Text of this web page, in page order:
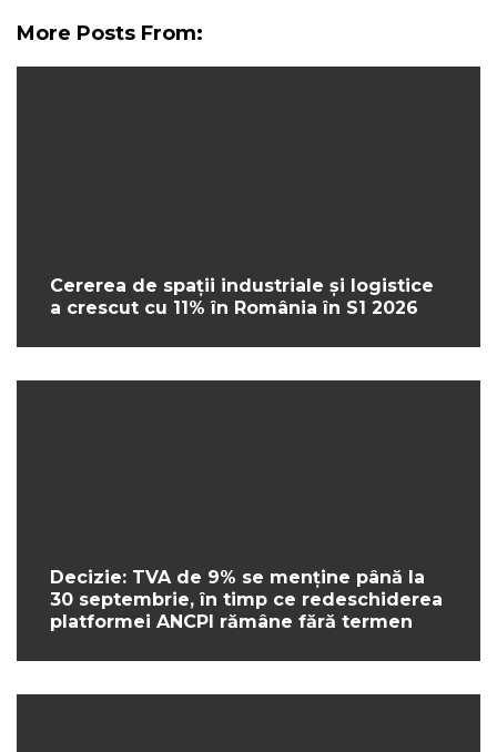
More Posts From:
Cererea de spații industriale și logistice
a crescut cu 11% în România în S1 2026
Decizie: TVA de 9% se menține până la
30 septembrie, în timp ce redeschiderea
platformei ANCPI rămâne fără termen